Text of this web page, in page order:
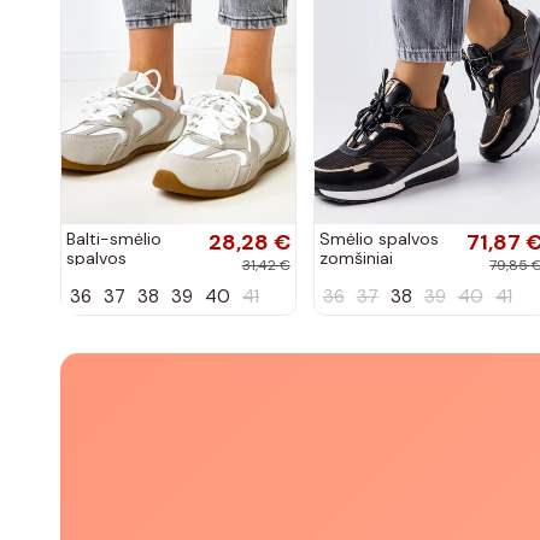
Balti-smėlio
spalvos
bateliai su
28,28 €
31,42 €
36 37 38 39 40 41
Smėlio spalvos
zomšiniai
bateliai, „Karino"
71,87
79,85
36 37 38 39 40 41